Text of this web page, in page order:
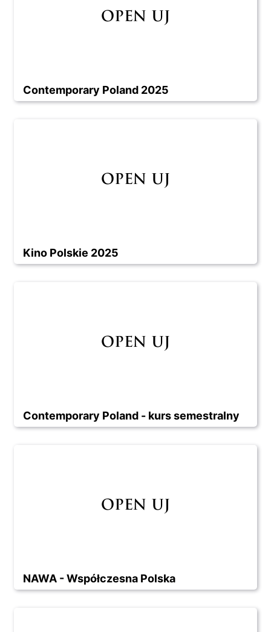
Contemporary Poland 2025
Kino Polskie 2025
Contemporary Poland - kurs semestralny
NAWA - Współczesna Polska